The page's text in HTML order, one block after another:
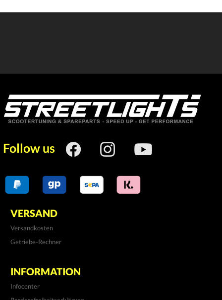
SACHS
Limbo 50 2T AC
Reggea 50 VGA427 2T AC
Splinter 50 VGA427 2T AC
Squab 50 S1A03 2T AC
Follow us
VERSAND
Versandkosten
Getriebe-Rechner
INFORMATION
Infocenter